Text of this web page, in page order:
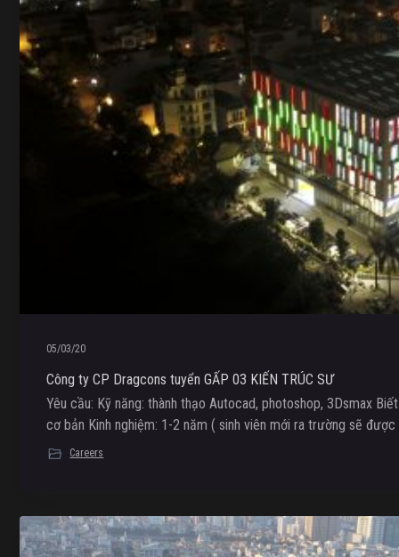
05/03/20
Công ty CP Dragcons tuyển GẤP 03 KIẾN TRÚC SƯ
Yêu cầu: Kỹ năng: thành thạo Autocad, photoshop, 3Dsmax
cơ bản Kinh nghiệm: 1-2 năm ( sinh viên mới ra trường sẽ
Careers